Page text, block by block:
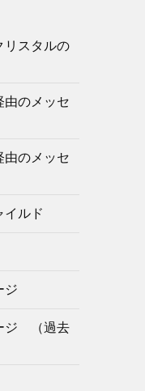
スタルの
由のメッセ
由のメッセ
イルド
ジ
ジ （過去